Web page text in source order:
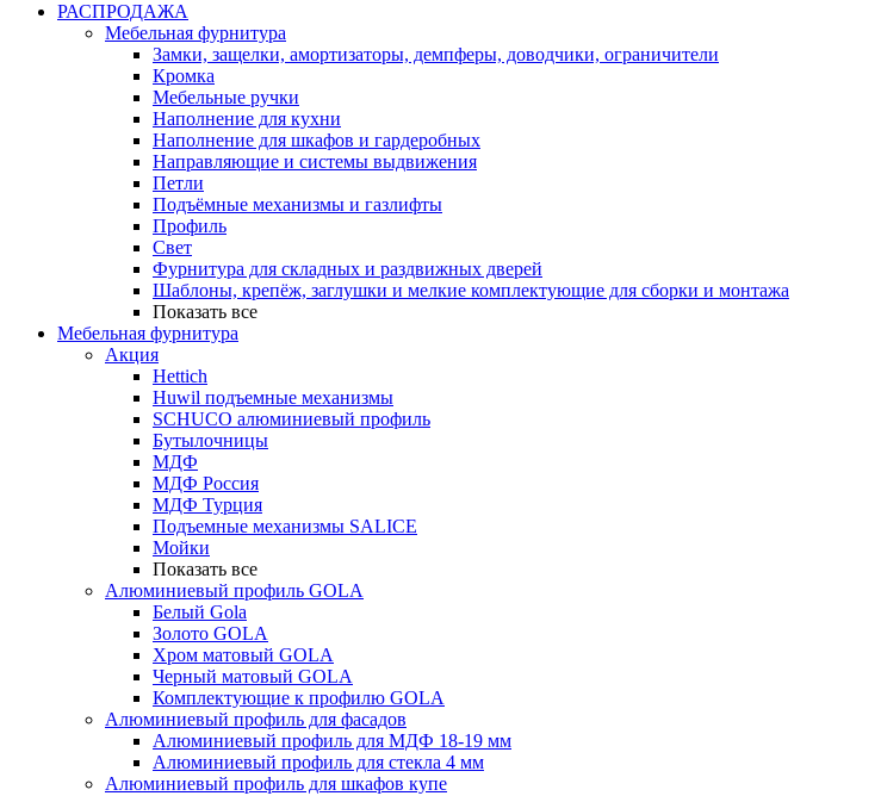
РАСПРОДАЖА
Мебельная фурнитура
Замки, защелки, амортизаторы, демпферы, доводчики, ограничители
Кромка
Мебельные ручки
Наполнение для кухни
Наполнение для шкафов и гардеробных
Направляющие и системы выдвижения
Петли
Подъёмные механизмы и газлифты
Профиль
Свет
Фурнитура для складных и раздвижных дверей
Шаблоны, крепёж, заглушки и мелкие комплектующие для сборки и монтажа
Показать все
Мебельная фурнитура
Акция
Hettich
Huwil подъемные механизмы
SCHUCO алюминиевый профиль
Бутылочницы
МДФ
МДФ Россия
МДФ Турция
Подъемные механизмы SALICE
Мойки
Показать все
Алюминиевый профиль GOLA
Белый Gola
Золото GOLA
Хром матовый GOLA
Черный матовый GOLA
Комплектующие к профилю GOLA
Алюминиевый профиль для фасадов
Алюминиевый профиль для МДФ 18-19 мм
Алюминиевый профиль для стекла 4 мм
Алюминиевый профиль для шкафов купе